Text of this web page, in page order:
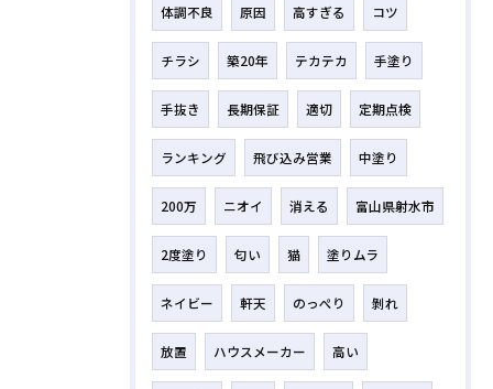
体調不良 原因 高すぎる コツ
チラシ 築20年 テカテカ 手塗り
手抜き 長期保証 適切 定期点検
ランキング 飛び込み営業 中塗り
200万 ニオイ 消える 富山県射水市
2度塗り 匂い 猫 塗りムラ
ネイビー 軒天 のっぺり 剝れ
放置 ハウスメーカー 高い